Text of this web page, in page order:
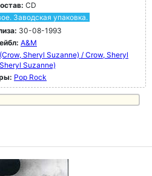
CD
Заводская упаковка.
30-08-1993
A&M
Sheryl Suzanne) / Crow, Sheryl
Suzanne)
Pop Rock